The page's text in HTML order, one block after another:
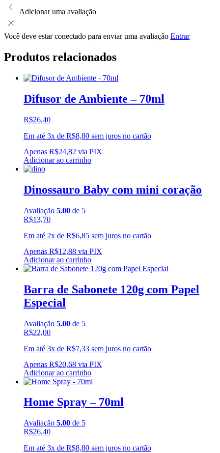
Adicionar uma avaliação
Você deve estar conectado para enviar uma avaliação Entrar
Produtos relacionados
Difusor de Ambiente – 70ml
R$26,40
Em até 3x de R$8,80 sem juros no cartão
Apenas R$24,82 via PIX
Adicionar ao carrinho
Dinossauro Baby com mini coração
Avaliação 5.00 de 5
R$13,70
Em até 2x de R$6,85 sem juros no cartão
Apenas R$12,88 via PIX
Adicionar ao carrinho
Barra de Sabonete 120g com Papel
Especial
Avaliação 5.00 de 5
R$22,00
Em até 3x de R$7,33 sem juros no cartão
Apenas R$20,68 via PIX
Adicionar ao carrinho
Home Spray – 70ml
Avaliação 5.00 de 5
R$26,40
Em até 3x de R$8,80 sem juros no cartão